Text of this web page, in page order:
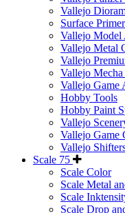
Vallejo
Surface
Vallejo Model
Vallejo Metal
Vallejo
Vallejo
Vallejo Game
Hobby Tools
Hobby Paint
Vallejo
Vallejo Game
Vallejo
Scale 75
Scale Color
Scale Metal
Scale
Scale Drop